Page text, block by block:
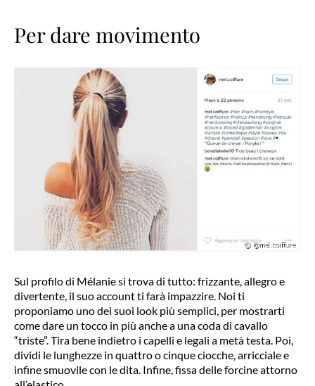
Per dare movimento
Sul profilo di Mélanie si trova di tutto: frizzante, allegro e
divertente, il suo account ti farà impazzire. Noi ti
proponiamo uno dei suoi look più semplici, per mostrarti
come dare un tocco in più anche a una coda di cavallo
“triste”. Tira bene indietro i capelli e legali a metà testa. Poi,
dividi le lunghezze in quattro o cinque ciocche, arricciale e
infine smuovile con le dita. Infine, fissa delle forcine attorno